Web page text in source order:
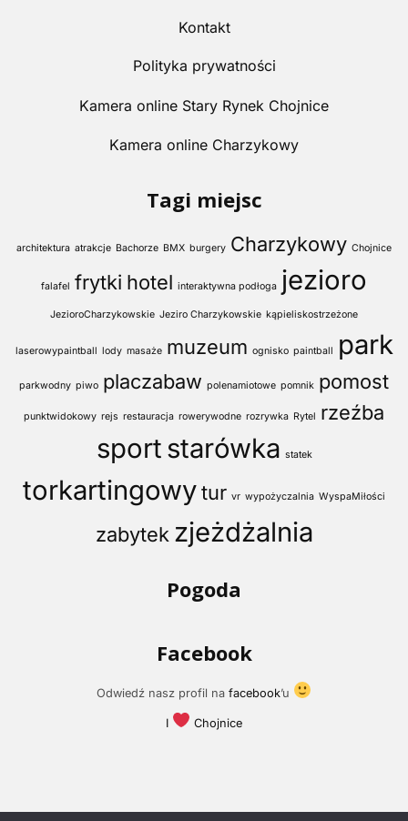
Kontakt
Polityka prywatności
Kamera online Stary Rynek Chojnice
Kamera online Charzykowy
Tagi miejsc
architektura atrakcje Bachorze BMX burgery Charzykowy Chojnice
falafel frytki hotel interaktywna podłoga jezioro
JezioroCharzykowskie Jeziro Charzykowskie kąpieliskostrzeżone
laserowypaintball lody masaże muzeum ognisko paintball park
parkwodny piwo placzabaw polenamiotowe pomnik pomost
punktwidokowy rejs restauracja rowerywodne rozrywka Rytel rzeźba
sport starówka statek
torkartingowytur vr wypożyczalnia WyspaMiłości
zabytek zjeżdżalnia
Pogoda
Facebook
Odwiedź nasz profil nafacebook’u
I Chojnice